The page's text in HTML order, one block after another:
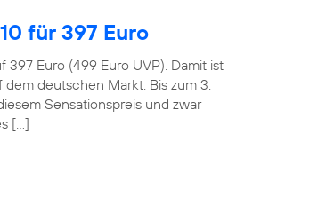
für 397 Euro
397 Euro (499 Euro UVP). Damit ist
deutschen Markt. Bis zum 3.
Sensationspreis und zwar
[…]